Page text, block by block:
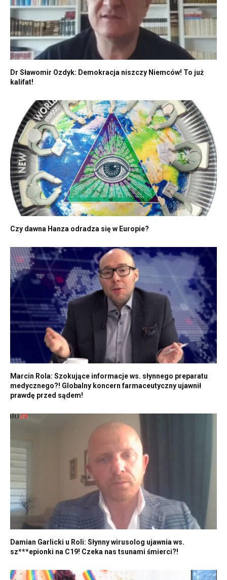
Dr Sławomir Ozdyk: Demokracja niszczy Niemców! To już
kalifat!
Czy dawna Hanza odradza się w Europie?
Marcin Rola: Szokujące informacje ws. słynnego preparatu
medycznego?! Globalny koncern farmaceutyczny ujawnił
prawdę przed sądem!
Damian Garlicki u Roli: Słynny wirusolog ujawnia ws.
sz***epionki na C19! Czeka nas tsunami śmierci?!